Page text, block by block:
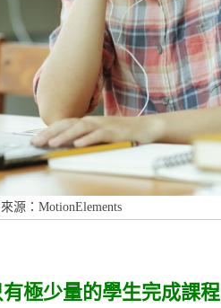
來源：MotionElements
極少量的學生完成課程